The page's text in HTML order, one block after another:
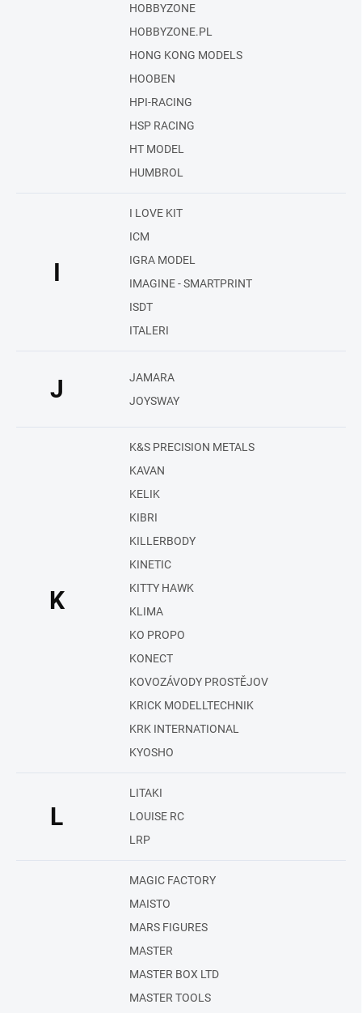
HOBBYZONE
HOBBYZONE.PL
HONG KONG MODELS
HOOBEN
HPI-RACING
HSP RACING
HT MODEL
HUMBROL
I
I LOVE KIT
ICM
IGRA MODEL
IMAGINE - SMARTPRINT
ISDT
ITALERI
J
JAMARA
JOYSWAY
K
K&S PRECISION METALS
KAVAN
KELIK
KIBRI
KILLERBODY
KINETIC
KITTY HAWK
KLIMA
KO PROPO
KONECT
KOVOZÁVODY PROSTĚJOV
KRICK MODELLTECHNIK
KRK INTERNATIONAL
KYOSHO
L
LITAKI
LOUISE RC
LRP
MAGIC FACTORY
MAISTO
MARS FIGURES
MASTER
MASTER BOX LTD
MASTER TOOLS